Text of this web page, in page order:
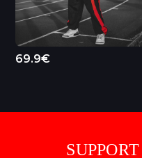
69.9€